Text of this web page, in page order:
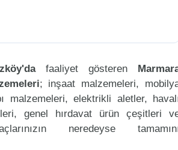
faaliyet gösteren
; inşaat malzemeleri,
malzemeleri, elektrikli aletler,
genel hırdavat ürün çeşitleri
neredeyse